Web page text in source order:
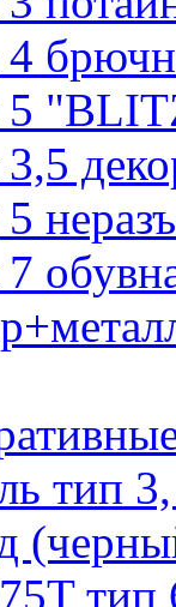
5
тип
тип